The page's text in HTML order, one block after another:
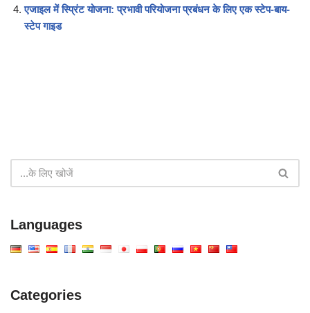
एजाइल में स्प्रिंट योजना: प्रभावी परियोजना प्रबंधन के लिए एक स्टेप-बाय-
स्टेप गाइड
Languages
Categories